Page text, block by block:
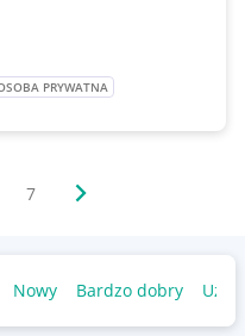
PRYWATNA
7 Następna strona
Nowy Bardzo dobry